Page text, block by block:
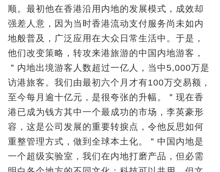
顺。最初他在香港沿用内地的发展模式，成效却
强差人意，因为当时香港流动支付服务尚未如内
地般普及，广泛应用在大众日常生活中。于是，
他们改变策略，转攻来港旅游的中国内地游客，
＂内地出境游客人数超过一亿人，当中5,000万是
访港旅客。我们由最初六个月才有100万交易额，
至今每月逾十亿元，是很夸张的升幅。＂现在香
港已成为钱方其中一个最成功的市场，李英豪形
容，这是公司发展的重要转捩点，令他反思如何
重整管理方式，做到全球本土化。＂中国内地是
一个超级实验室，我们在内地打磨产品，但必需